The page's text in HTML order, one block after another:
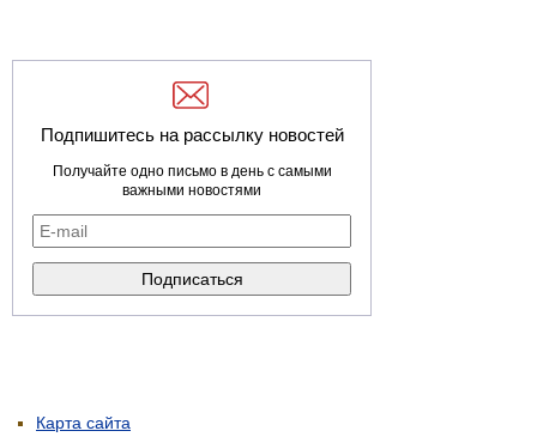
Подпишитесь на рассылку новостей
Получайте одно письмо в день с самыми
важными новостями
Карта сайта